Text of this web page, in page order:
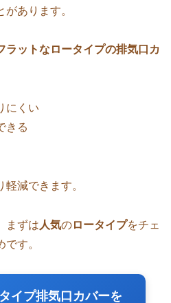
あります。
ラットなロータイプの排気口カ
にくい
きる
減できます。
まずは 人気のロータイプをチェ
す。
イプ排気口カバーを